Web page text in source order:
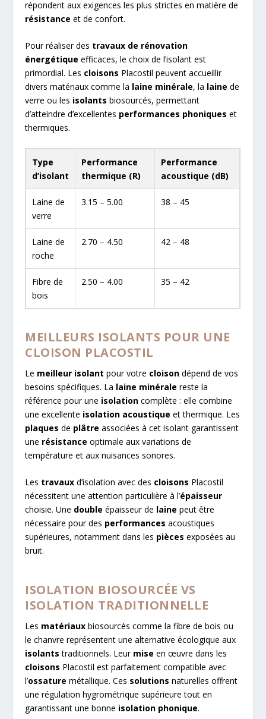
répondent aux exigences les plus strictes en matière de
résistance et de confort.
Pour réaliser des travaux de rénovation
énergétique efficaces, le choix de l’isolant est
primordial. Les cloisons Placostil peuvent accueillir
divers matériaux comme la laine minérale, la laine de
verre ou les isolants biosourcés, permettant
d’atteindre d’excellentes performances phoniques et
thermiques.
Type
d’isolant
Performance
thermique (R)
Performance
acoustique (dB)
Laine de
verre
3.15 – 5.00 38 – 45
Laine de
roche
2.70 – 4.50 42 – 48
Fibre de
bois
2.50 – 4.00 35 – 42
MEILLEURS ISOLANTS POUR UNE
CLOISON PLACOSTIL
Le meilleur isolant pour votre cloison dépend de vos
besoins spécifiques. La laine minérale reste la
référence pour une isolation complète : elle combine
une excellente isolation acoustique et thermique. Les
plaques de plâtre associées à cet isolant garantissent
une résistance optimale aux variations de
température et aux nuisances sonores.
Les travaux d’isolation avec des cloisons Placostil
nécessitent une attention particulière à l’épaisseur
choisie. Une double épaisseur de laine peut être
nécessaire pour des performances acoustiques
supérieures, notamment dans les pièces exposées au
bruit.
ISOLATION BIOSOURCÉE VS
ISOLATION TRADITIONNELLE
Les matériaux biosourcés comme la fibre de bois ou
le chanvre représentent une alternative écologique aux
isolants traditionnels. Leur mise en œuvre dans les
cloisons Placostil est parfaitement compatible avec
l’ossature métallique. Ces solutions naturelles offrent
une régulation hygrométrique supérieure tout en
garantissant une bonne isolation phonique.